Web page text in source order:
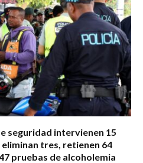
seguridad intervienen 15
tres, retienen 64
pruebas de alcoholemia